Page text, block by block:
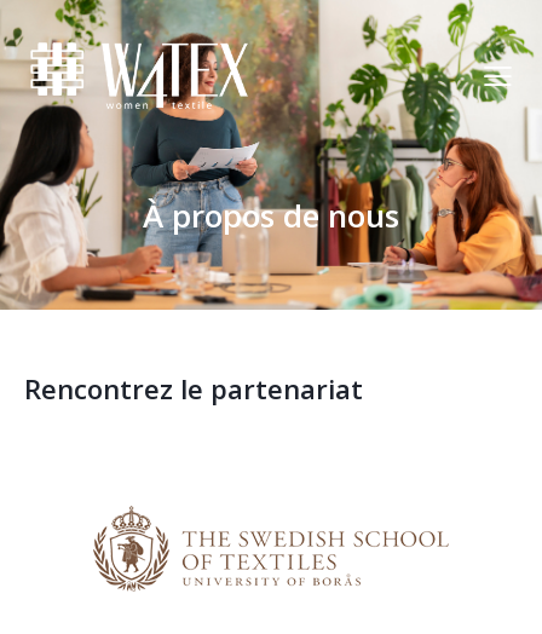
À propos de nous
Rencontrez le partenariat